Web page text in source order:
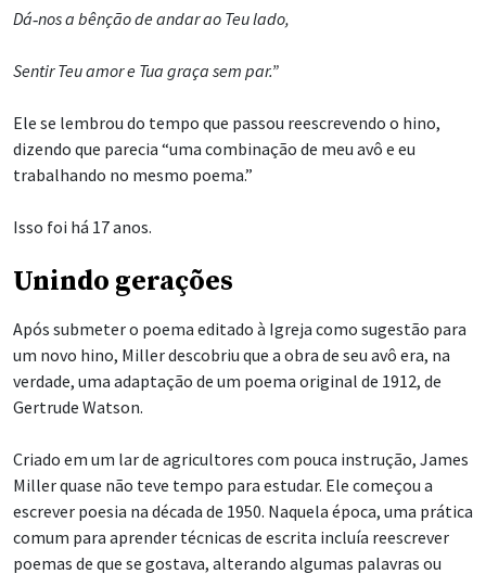
Dá‑nos a bênção de andar ao Teu lado,
Sentir Teu amor e Tua graça sem par.”
Ele se lembrou do tempo que passou reescrevendo o hino,
dizendo que parecia “uma combinação de meu avô e eu
trabalhando no mesmo poema.”
Isso foi há 17 anos.
Unindo gerações
Após submeter o poema editado à Igreja como sugestão para
um novo hino, Miller descobriu que a obra de seu avô era, na
verdade, uma adaptação de um poema original de 1912, de
Gertrude Watson.
Criado em um lar de agricultores com pouca instrução, James
Miller quase não teve tempo para estudar. Ele começou a
escrever poesia na década de 1950. Naquela época, uma prática
comum para aprender técnicas de escrita incluía reescrever
poemas de que se gostava, alterando algumas palavras ou